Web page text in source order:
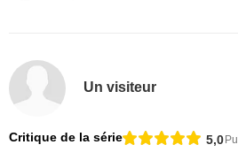
Un visiteur
Critique de la série 5,0